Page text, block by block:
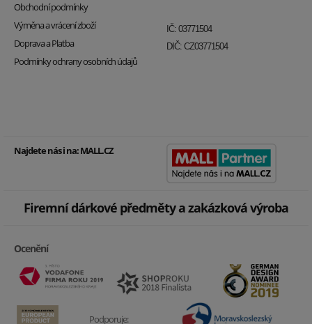
Obchodní podmínky
Výměna a vrácení zboží
Doprava a Platba
Podmínky ochrany osobních údajů
IČ: 03771504
DIČ: CZ03771504
Najdete nás i na:MALL.CZ
Firemní dárkové předměty a zakázková výroba
Ocenění
Podporuje: